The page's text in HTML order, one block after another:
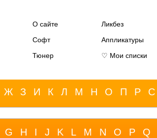
О сайте
Ликбез
Софт
Аппликатуры
Тюнер
♡ Мои списки
Ж З И К Л М Н О П Р С
G H I J K L M N O P Q